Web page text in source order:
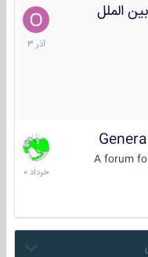
الملل
21
آذر
1403
A forum
10
خرداد
1400